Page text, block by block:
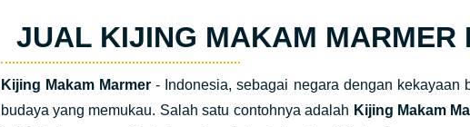
JUAL KIJING MAKAM
Kijing Makam Marmer- Indonesia, sebagai negara dengan kekayaan
budaya yang memukau. Salah satu contohnya adalah Kijing Makam